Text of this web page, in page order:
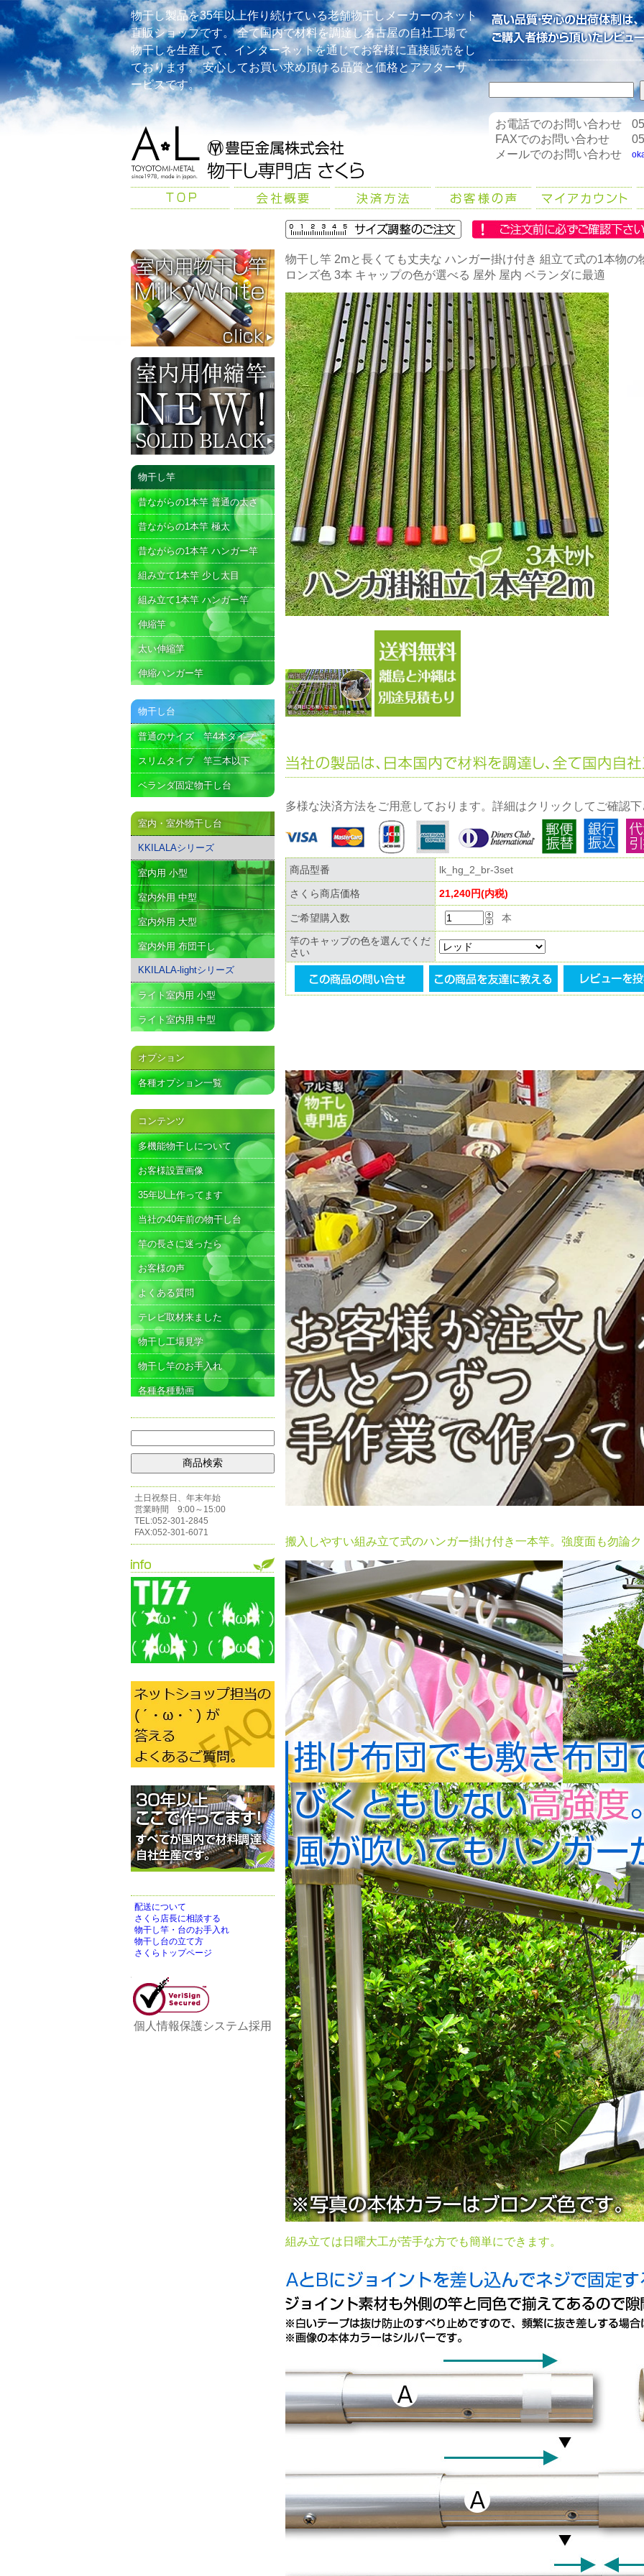
物干し製品を35年以上作り続けている老舗物干しメーカーのネット
直販ショップです。 全て国内で材料を調達し名古屋の自社工場で
物干しを生産して、インターネットを通じてお客様に直接販売をし
ております。 安心してお買い求め頂ける品質と価格とアフターサ
ービスです。
お電話でのお問い合わせ
FAXでのお問い合わせ
メールでのお問い合わせ
物干し竿
昔ながらの1本竿 普通の太さ
昔ながらの1本竿 極太
昔ながらの1本竿 ハンガー竿
組み立て1本竿 少し太目
組み立て1本竿 ハンガー竿
伸縮竿
太い伸縮竿
伸縮ハンガー竿
物干し台
普通のサイズ 竿4本タイプ
スリムタイプ 竿三本以下
ベランダ固定物干し台
室内・室外物干し台
KKILALAシリーズ
室内用 小型
室内外用 中型
室内外用 大型
室内外用 布団干し
KKILALA-lightシリーズ
ライト室内用 小型
ライト室内用 中型
オプション
各種オプション一覧
コンテンツ
多機能物干しについて
お客様設置画像
35年以上作ってます
当社の40年前の物干し台
竿の長さに迷ったら
お客様の声
よくある質問
テレビ取材来ました
物干し工場見学
物干し竿のお手入れ
各種各種動画
土日祝祭日、年末年始
営業時間 9:00～15:00
TEL:052-301-2845
FAX:052-301-6071
配送について
さくら店長に相談する
物干し竿・台のお手入れ
物干し台の立て方
さくらトップページ
個人情報保護システム採用
物干し竿 2mと長くても丈夫な ハンガー掛け付き 組立て式の1本物
ロンズ色 3本 キャップの色が選べる 屋外 屋内 ベランダに最適
多様な決済方法をご用意しております。詳細はクリックしてご確認
商品型番 lk_hg_2_br-3set
さくら商店価格 21,240円(内税)
ご希望購入数
本
竿のキャップの色を選んでくだ
さい
搬入しやすい組み立て式のハンガー掛け付き一本竿。強度面も勿論
組み立ては日曜大工が苦手な方でも簡単にできます。